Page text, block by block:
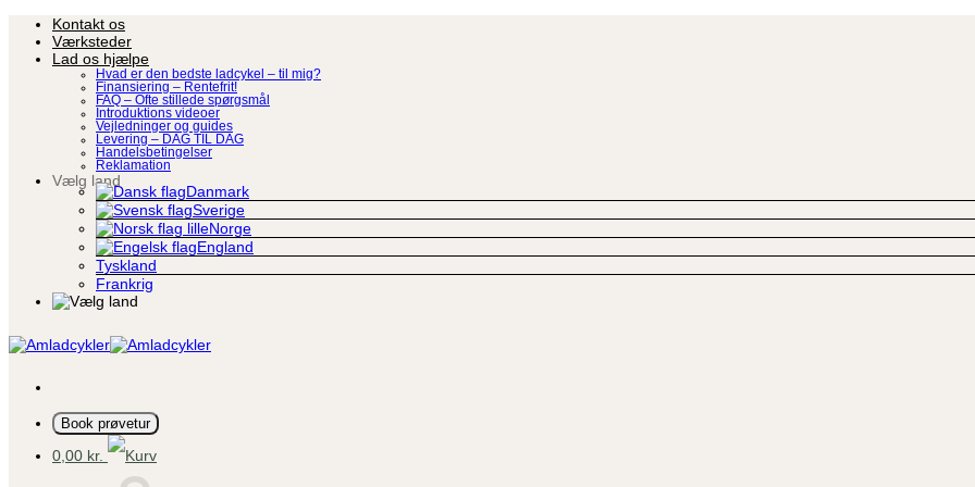
Fortsæt
indhold
Kontakt os
Værksteder
Lad os hjælpe
Hvad er den bedste ladcykel – til mig?
Finansiering – Rentefrit!
FAQ – Ofte stillede spørgsmål
Introduktions videoer
Vejledninger og guides
Levering – DAG TIL DAG
Handelsbetingelser
Reklamation
Vælg land
Danmark
Sverige
Norge
England
Tyskland
Frankrig
Book prøvetur
0,00 kr.